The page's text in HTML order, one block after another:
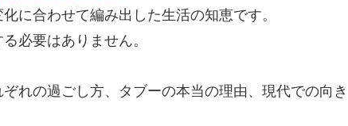
に合わせて編み出した生活の知恵です。
必要はありません。
れの過ごし方、タブーの本当の理由、現代での向き